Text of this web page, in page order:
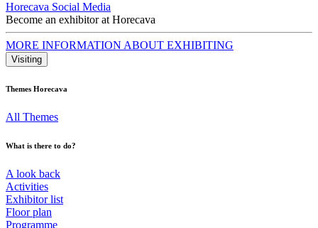
Horecava Social Media
Become an exhibitor at Horecava
MORE INFORMATION ABOUT EXHIBITING
Visiting
Themes Horecava
All Themes
What is there to do?
A look back
Activities
Exhibitor list
Floor plan
Programme